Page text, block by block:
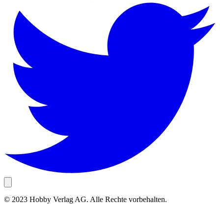
© 2023 Hobby Verlag AG. Alle Rechte vorbehalten.